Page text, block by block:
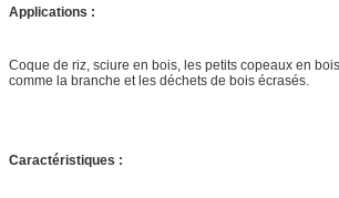
Applications :
Coque de riz, sciure en bois, les petits copeaux en
comme la branche et les déchets de bois écrasés.
Caractéristiques :